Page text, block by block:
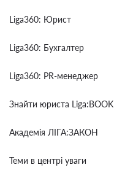
Liga360: Юрист
Liga360: Бухгалтер
Liga360: PR-менеджер
Знайти юриста Liga:BOOK
Академія ЛІГА:ЗАКОН
Теми в центрі уваги